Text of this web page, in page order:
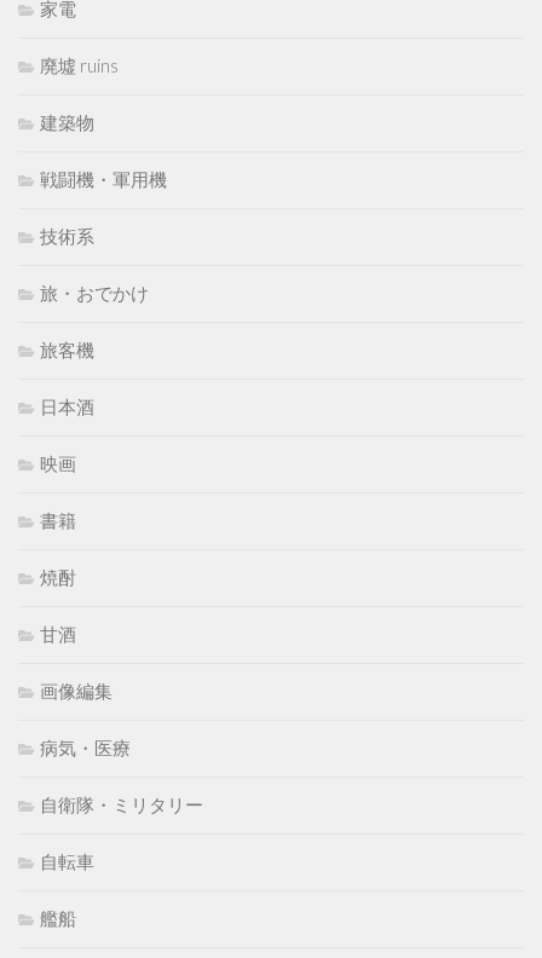
家電
廃墟 ruins
建築物
戦闘機・軍用機
技術系
旅・おでかけ
旅客機
日本酒
映画
書籍
焼酎
甘酒
画像編集
病気・医療
自衛隊・ミリタリー
自転車
艦船